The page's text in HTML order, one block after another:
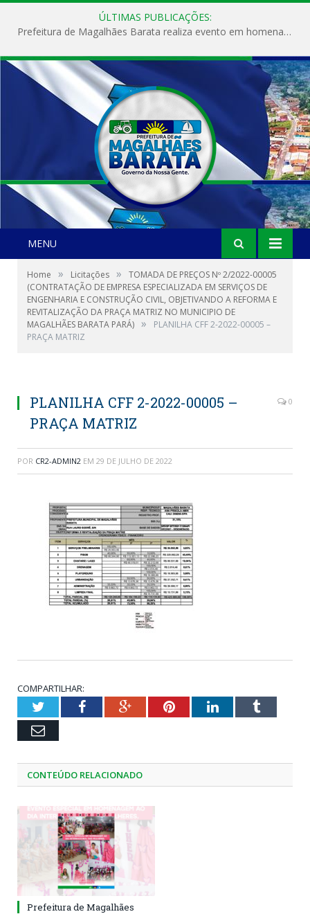
ÚLTIMAS PUBLICAÇÕES:
Prefeitura de Magalhães Barata realiza evento em homenagem ao Dia Internacional da Mulher
MENU
Home » Licitações »
TOMADA DE PREÇOS Nº 2/2022-00005
(CONTRATAÇÃO DE EMPRESA ESPECIALIZADA EM SERVIÇOS DE
ENGENHARIA E CONSTRUÇÃO CIVIL, OBJETIVANDO A REFORMA E
REVITALIZAÇÃO DA PRAÇA MATRIZ NO MUNICIPIO DE
MAGALHÃES BARATA PARÁ) »
PLANILHA CFF 2-2022-00005 –
PRAÇA MATRIZ
PLANILHA CFF 2-2022-00005 –
PRAÇA MATRIZ
0
POR CR2-ADMIN2 EM 29 DE JULHO DE 2022
COMPARTILHAR:
TwitterFacebookGoogle+PinterestLinkedInTumblr
Email
CONTEÚDO RELACIONADO
Prefeitura de Magalhães